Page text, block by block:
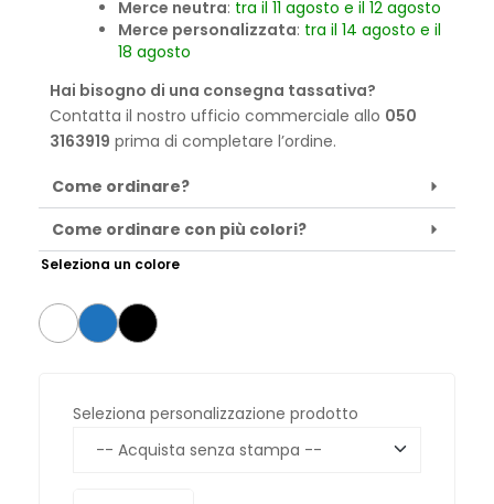
Merce neutra: tra il 11 agosto e il 12 agosto
Merce personalizzata: tra il 14 agosto e il
18 agosto
Hai bisogno di una consegna tassativa?
Contatta il nostro ufficio commerciale allo 050
3163919 prima di completare l’ordine.
Come ordinare?
Come ordinare con più colori?
Seleziona un colore
Seleziona personalizzazione prodotto